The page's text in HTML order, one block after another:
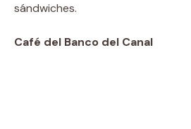
sándwiches.
Café del Banco del Canal